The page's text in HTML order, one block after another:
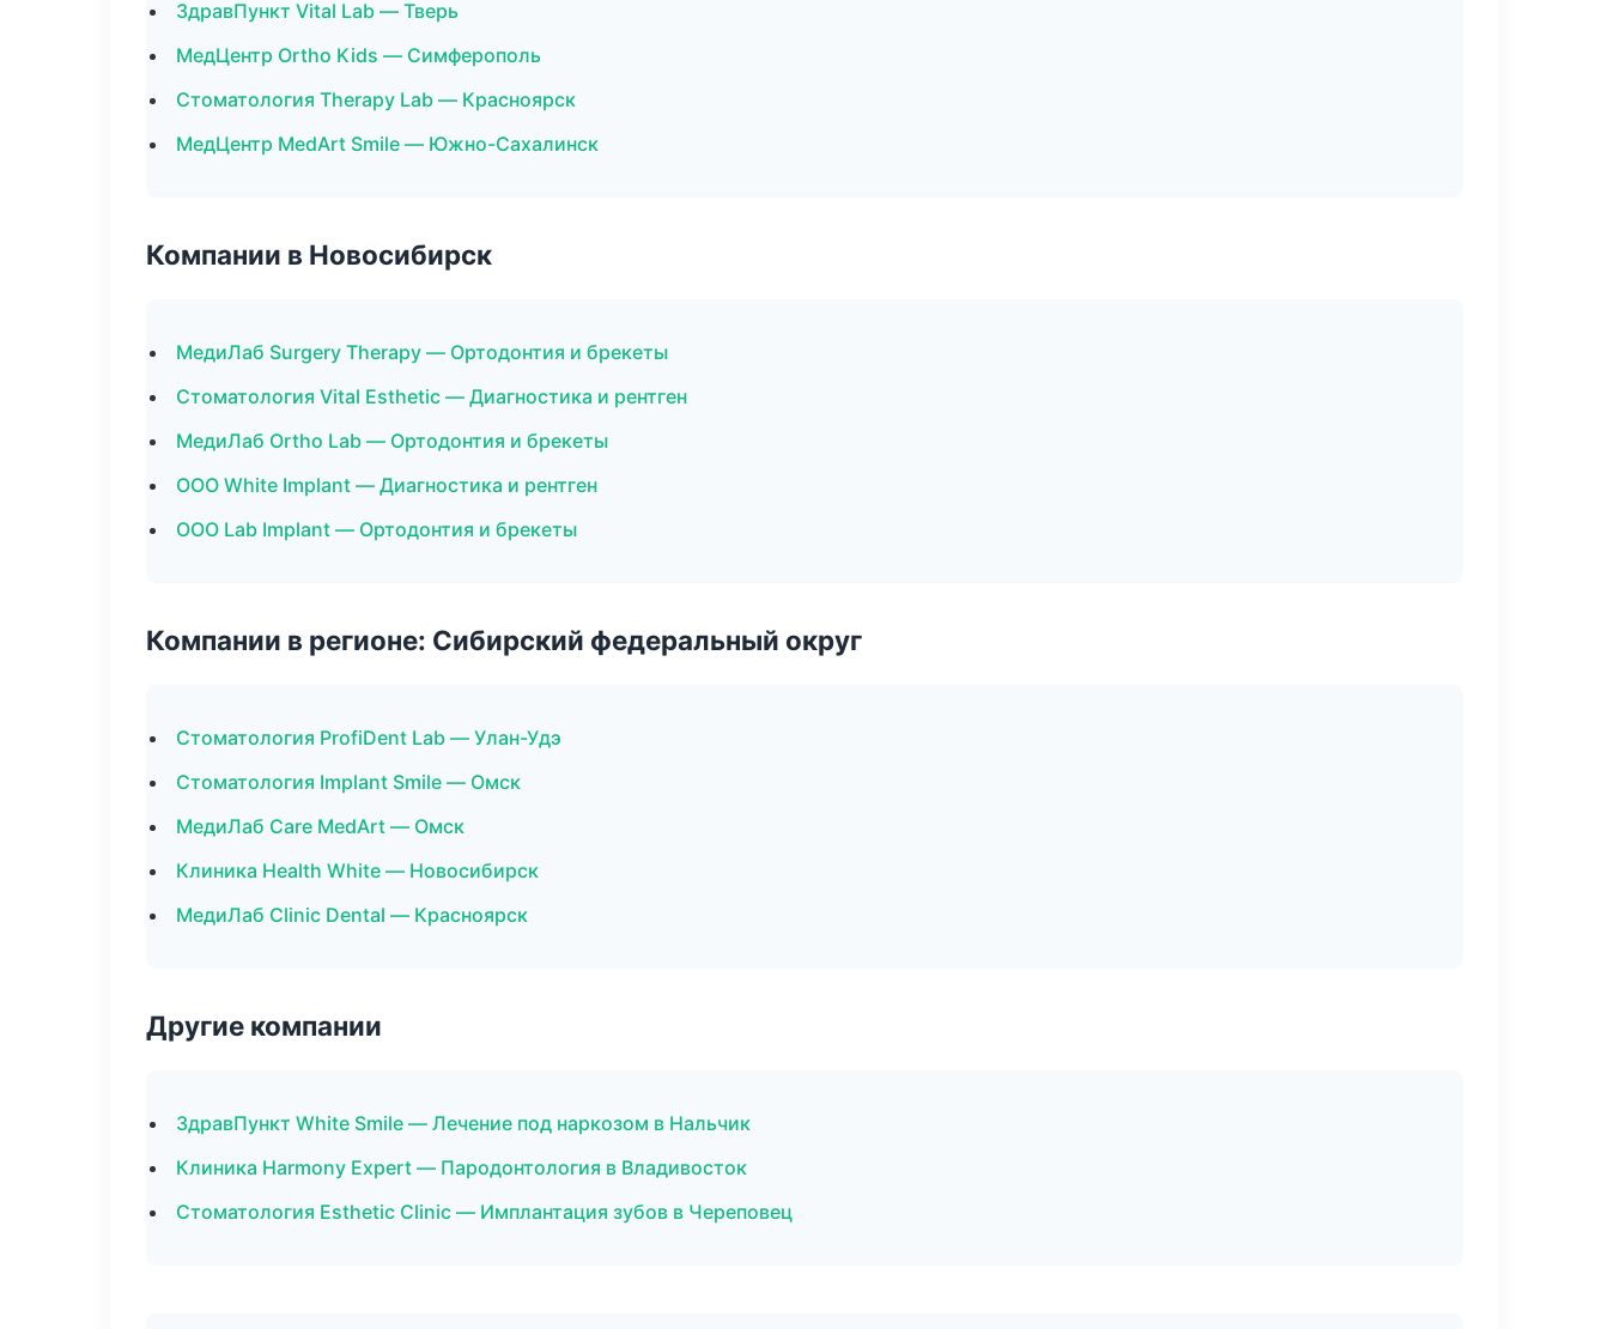
ЗдравПункт Vital Lab — Тверь
МедЦентр Ortho Kids — Симферополь
Стоматология Therapy Lab — Красноярск
МедЦентр MedArt Smile — Южно-Сахалинск
Компании в Новосибирск
МедиЛаб Surgery Therapy — Ортодонтия и брекеты
Стоматология Vital Esthetic — Диагностика и рентген
МедиЛаб Ortho Lab — Ортодонтия и брекеты
ООО White Implant — Диагностика и рентген
ООО Lab Implant — Ортодонтия и брекеты
Компании в регионе: Сибирский федеральный округ
Стоматология ProfiDent Lab — Улан-Удэ
Стоматология Implant Smile — Омск
МедиЛаб Care MedArt — Омск
Клиника Health White — Новосибирск
МедиЛаб Clinic Dental — Красноярск
Другие компании
ЗдравПункт White Smile — Лечение под наркозом в Нальчик
Клиника Harmony Expert — Пародонтология в Владивосток
Стоматология Esthetic Clinic — Имплантация зубов в Череповец